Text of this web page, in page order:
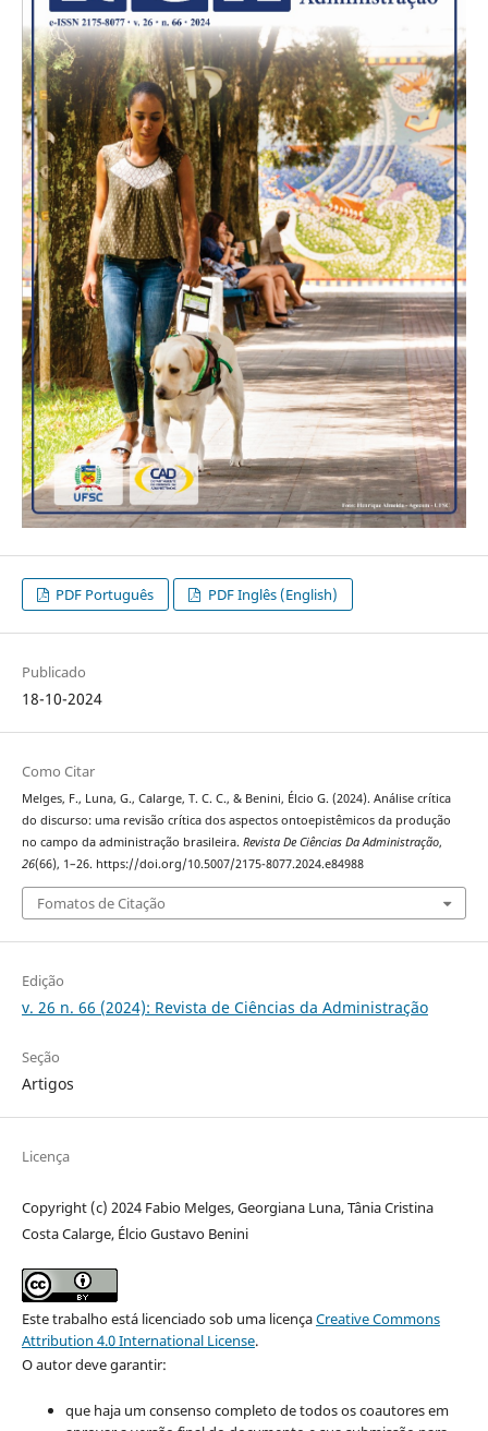
PDF Português PDF Inglês (English)
Publicado
18-10-2024
Como Citar
Melges, F., Luna, G., Calarge, T. C. C., & Benini, Élcio G. (2024). Análise crítica
do discurso: uma revisão crítica dos aspectos ontoepistêmicos da produção
no campo da administração brasileira. Revista De Ciências Da Administração,
26(66), 1–26. https://doi.org/10.5007/2175-8077.2024.e84988
Fomatos de Citação
Edição
v. 26 n. 66 (2024): Revista de Ciências da Administração
Seção
Artigos
Licença
Copyright (c) 2024 Fabio Melges, Georgiana Luna, Tânia Cristina
Costa Calarge, Élcio Gustavo Benini
Este trabalho está licenciado sob uma licençaCreative Commons
Attribution 4.0 International License.
O autor deve garantir:
que haja um consenso completo de todos os coautores em